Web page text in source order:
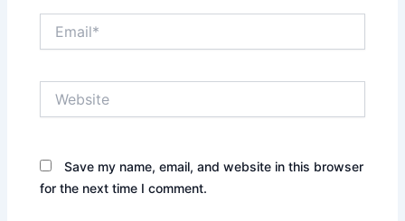
Save my name, email, and website in this browser
for the next time I comment.